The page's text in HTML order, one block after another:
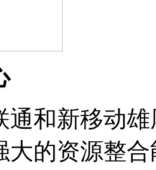
通和新移动
大的资源整